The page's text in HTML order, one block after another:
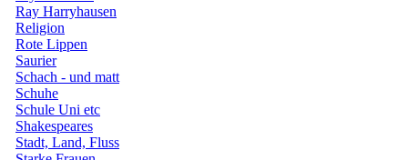
Ray Harryhausen
Religion
Rote Lippen
Saurier
Schach - und matt
Schuhe
Schule Uni etc
Shakespeares
Stadt, Land, Fluss